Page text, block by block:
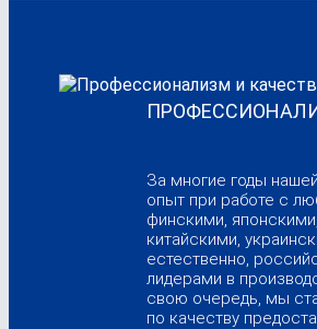
За многие годы
опыт при работе с
финскими,
китайскими,
естественно,
лидерами в
свою очередь, мы
по качеству